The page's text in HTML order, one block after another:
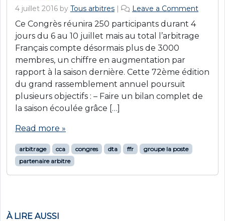
4 juillet 2016 by Tous arbitres | Leave a Comment
Ce Congrès réunira 250 participants durant 4
jours du 6 au 10 juillet mais au total l’arbitrage
Français compte désormais plus de 3000
membres, un chiffre en augmentation par
rapport à la saison dernière. Cette 72ème édition
du grand rassemblement annuel poursuit
plusieurs objectifs : – Faire un bilan complet de
la saison écoulée grâce […]
Read more »
arbitrage cca congres dta ffr
groupe la poste
partenaire arbitre
À LIRE AUSSI